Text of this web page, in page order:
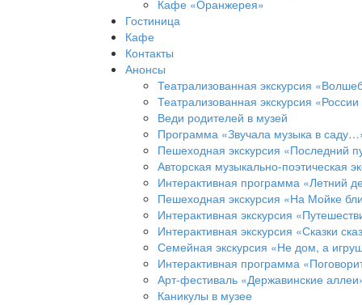
Кафе «Оранжерея»
Гостиница
Кафе
Контакты
Анонсы
Театрализованная экскурсия
Театрализованная экскурсия
Веди родителей в музей
Программа «Звучала музыка в
Пешеходная экскурсия «Последний
Авторская музыкально-поэтическая
Интерактивная программа «Летний
Пешеходная экскурсия «На Мойке
Интерактивная экскурсия
Интерактивная экскурсия «Сказки
Семейная экскурсия «Не дом, а
Интерактивная программа
Арт-фестиваль «Державинские
Каникулы в музее